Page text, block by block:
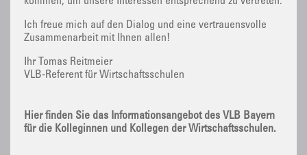
Ich freue mich auf den Dialog und eine vertrauensvolle
Zusammenarbeit mit Ihnen allen!
Ihr Tomas Reitmeier
VLB-Referent für Wirtschaftsschulen
Hier finden Sie das Informationsangebot des VLB Bayern
für die Kolleginnen und Kollegen der Wirtschaftsschulen.